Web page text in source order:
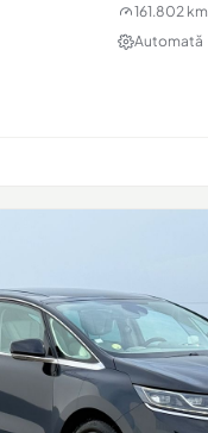
161.802 km
Automată